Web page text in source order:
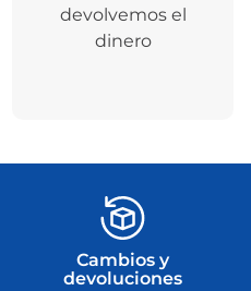
devolvemos el
dinero
Cambios y
devoluciones